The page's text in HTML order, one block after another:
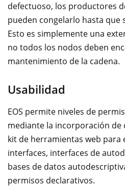
defectuoso, los productores
pueden congelarlo hasta que
Esto es simplemente una
no todos los nodos deben
mantenimiento de la cadena.
Usabilidad
EOS permite niveles de
mediante la incorporación de
kit de herramientas web para
interfaces, interfaces de
bases de datos
permisos declarativos.